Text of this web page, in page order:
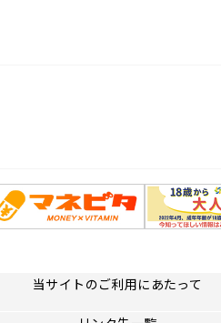
当サイトのご利用にあたって